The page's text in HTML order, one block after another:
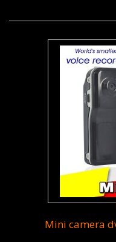
Mini camera